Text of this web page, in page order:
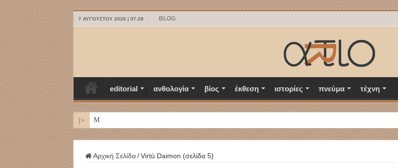
7 ΑΥΓΟΎΣΤΟΥ 2026 | 07:28 BLOG
editorial ανθολογία βίος έκθεση ιστορίες πνεύμα τέχνη
|> ΜΥΚΟΝΟΣ
Αρχική Σελίδα / Virtù Daimon (σελίδα 5)